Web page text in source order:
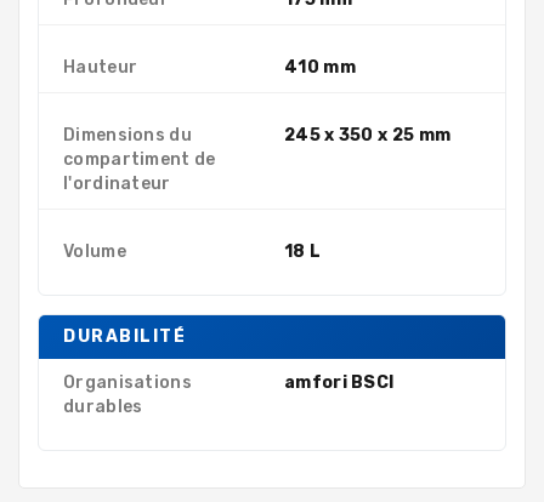
Hauteur 410 mm
Dimensions du
compartiment de
l'ordinateur
245 x 350 x 25 mm
Volume 18 L
DURABILITÉ
Organisations
durables
amfori BSCI